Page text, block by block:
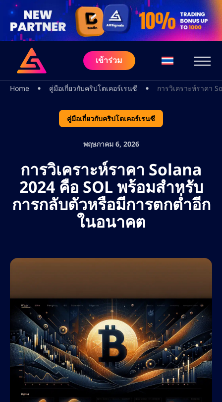
เข้าร่วม
Home • คู่มือเกี่ยวกับคริปโตเคอร์เรนซี • การวิเคราะห์ราคา
คู่มือเกี่ยวกับคริปโตเคอร์เรนซี
พฤษภาคม 6, 2026
การวิเคราะห์ราคา Solana
2024 คือ SOL พร้อมสำหรับ
การกลับตัวหรือมีการตกต่ำอีก
ในอนาคต